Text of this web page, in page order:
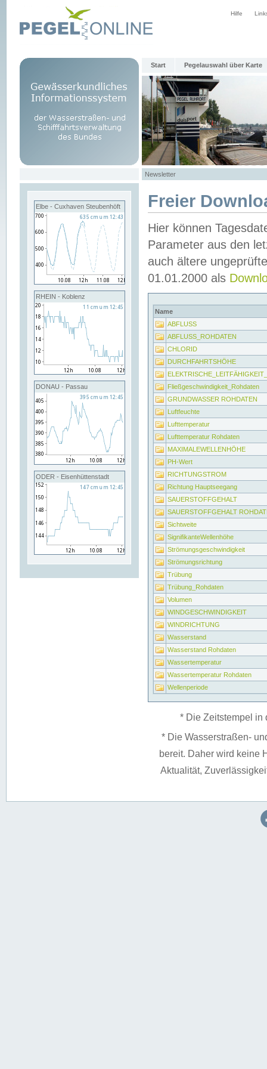
Hilfe
Start Pegelauswahl über Karte
Newsletter
Elbe - Cuxhaven Steubenhöft
RHEIN - Koblenz
DONAU - Passau
ODER - Eisenhüttenstadt
Freier
Hier können
Parameter aus den
auch ältere
01.01.2000 als
Name
ABFLUSS
ABFLUSS_ROHDATEN
CHLORID
DURCHFAHRTSHÖHE
Fließgeschwindigkeit_Rohdaten
GRUNDWASSER ROHDATEN
Luftfeuchte
Lufttemperatur
Lufttemperatur Rohdaten
MAXIMALEWELLENHÖHE
PH-Wert
RICHTUNGSTROM
Richtung Hauptseegang
SAUERSTOFFGEHALT
SAUERSTOFFGEHALT
Sichtweite
SignifikanteWellenhöhe
Strömungsgeschwindigkeit
Strömungsrichtung
Trübung
Trübung_Rohdaten
Volumen
WINDGESCHWINDIGKEIT
WINDRICHTUNG
Wasserstand
Wasserstand Rohdaten
Wassertemperatur
Wassertemperatur Rohdaten
Wellenperiode
* Die Zeitstempel in
* Die Wasserstraßen-
bereit. Daher wird keine
Aktualität,